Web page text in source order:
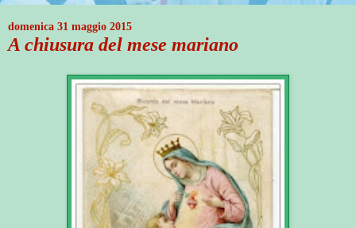
domenica 31 maggio 2015
A chiusura del mese mariano